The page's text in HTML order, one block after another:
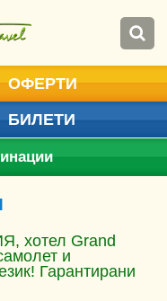
ОФЕРТИ
БИЛЕТИ
хотел Grand
и
Гарантирани